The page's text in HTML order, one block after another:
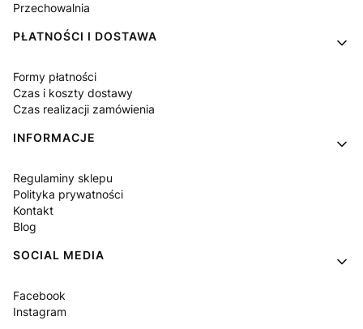
Przechowalnia
PŁATNOŚCI I DOSTAWA
Formy płatności
Czas i koszty dostawy
Czas realizacji zamówienia
INFORMACJE
Regulaminy sklepu
Polityka prywatności
Kontakt
Blog
SOCIAL MEDIA
Facebook
Instagram